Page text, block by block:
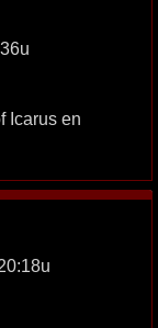
Icarus en